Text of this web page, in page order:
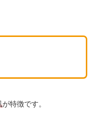
が特徴です。